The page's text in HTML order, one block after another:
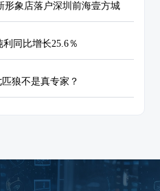
形象店落户深圳前海壹方城
同比增长25.6％
狼不是真专家？